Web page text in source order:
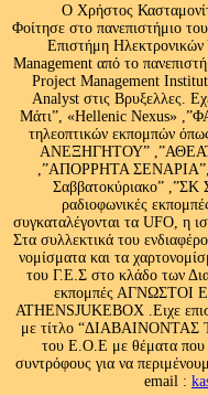
Ο Χρήστος
Φοίτησε στο πανεπιστήμιο
Επιστήμη Ηλεκτρονικών
Management από το
Project Management
Analyst στις Βρυξελλες.
Μάτι”, «Hellenic Nexus»
τηλεοπτικών εκπομπών
ΑΝΕΞΗΓΗΤΟΥ”
,”ΑΠΟΡΡΗΤΑ
Σαββατοκύριακο”
ραδιοφωνικές
συγκαταλέγονται τα UFO, η
Στα συλλεκτικά του
νομίσματα και τα
του Γ.Ε.Σ στο κλάδο των
εκπομπές ΑΓΝΩΣΤΟΙ
ATHENSJUKEBOX .Ειχε
με τίτλο
του Ε.Ο.Ε με θέματα που
συντρόφους για να
email :